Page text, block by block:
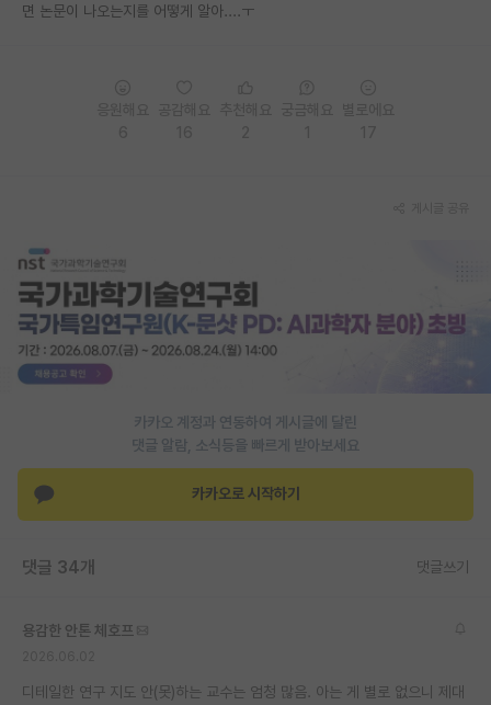
학술 정보 게시판
홍보 게시판
커리어
이벤트
반도체 아카데미
면 논문이 나오는지를 어떻게 알아....ㅜ
카카오 계정과 연동하여 게시글에 달린
댓글 알람, 소식등을 빠르게 받아보세요
카카오로 시작하기
댓글 34개 댓글쓰기
용감한 안톤 체호프
디테일한 연구 지도 안(못)하는 교수는 엄청 많음. 아는 게 별로 없으니 제대